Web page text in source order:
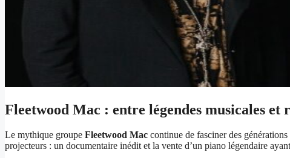
Fleetwood Mac : entre légendes musicales et
Le mythique groupe Fleetwood Mac continue de fasciner des
projecteurs : un documentaire inédit et la vente d’un piano légendaire